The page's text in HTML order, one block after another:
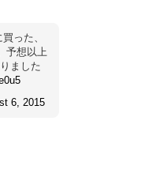
った、
予想以上
りました
6, 2015